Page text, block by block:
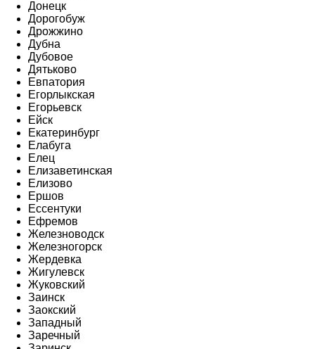
Донецк
Дорогобуж
Дрожжино
Дубна
Дубовое
Дятьково
Евпатория
Егорлыкская
Егорьевск
Ейск
Екатеринбург
Елабуга
Елец
Елизаветинская
Елизово
Ершов
Ессентуки
Ефремов
Железноводск
Железногорск
Жердевка
Жигулевск
Жуковский
Заинск
Заокский
Западный
Заречный